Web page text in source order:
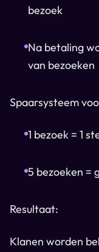
bezoek
Na betaling
van bezoeken
Spaarsysteem
1 bezoek = 1
5 bezoeken =
Resultaat:
Klanen worden